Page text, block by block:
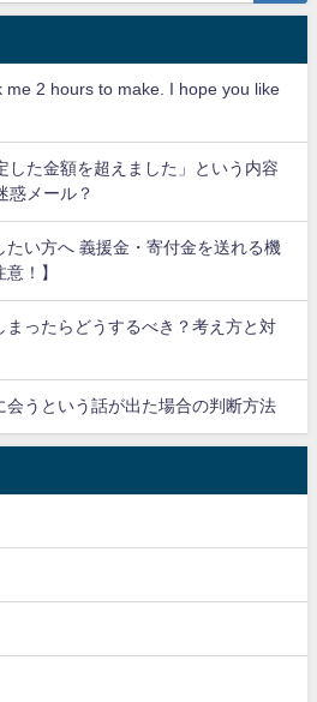
me 2 hours to make. I hope you like
した金額を超えました」という内容
惑メール？
たい方へ 義援金・寄付金を送れる機
！】
まったらどうするべき？考え方と対
会うという話が出た場合の判断方法